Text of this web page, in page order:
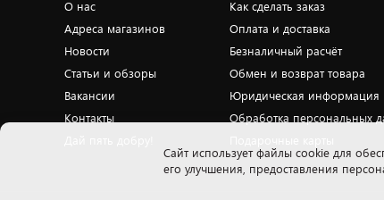
О нас
Адреса магазинов
Новости
Статьи и обзоры
Вакансии
Контакты
Как сделать заказ
Оплата и доставка
Безналичный расчёт
Обмен и возврат товара
Юридическая информация
Обработка персональных
Cайт использует файлы cookie для
его улучшения, предоставления